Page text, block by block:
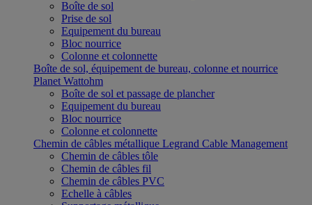
Boîte de sol
Prise de sol
Equipement du bureau
Bloc nourrice
Colonne et colonnette
Boîte de sol, équipement de bureau, colonne et nourrice
Planet Wattohm
Boîte de sol et passage de plancher
Equipement du bureau
Bloc nourrice
Colonne et colonnette
Chemin de câbles métallique Legrand Cable Management
Chemin de câbles tôle
Chemin de câbles fil
Chemin de câbles PVC
Echelle à câbles